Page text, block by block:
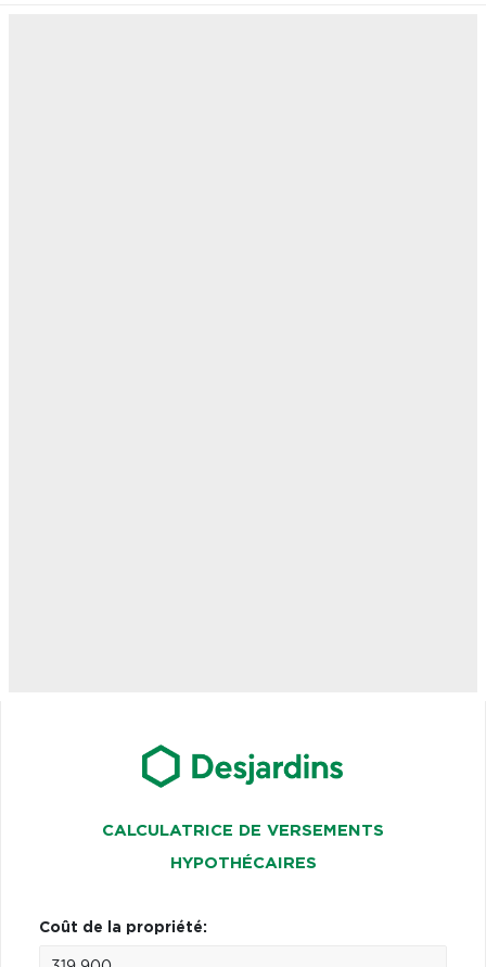
CALCULATRICE DE VERSEMENTS
HYPOTHÉCAIRES
Coût de la propriété: